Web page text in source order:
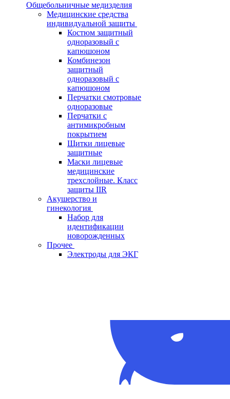
Общебольничные медизделия
Медицинские средства
индивидуальной защиты
Костюм защитный
одноразовый с
капюшоном
Комбинезон
защитный
одноразовый с
капюшоном
Перчатки смотровые
одноразовые
Перчатки с
антимикробным
покрытием
Щитки лицевые
защитные
Маски лицевые
медицинские
трехслойные. Класс
защиты IIR
Акушерство и
гинекология
Набор для
идентификации
новорожденных
Прочее
Электроды для ЭКГ